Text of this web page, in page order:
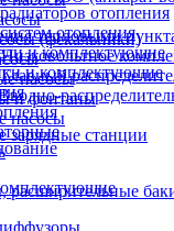
(фекальники)
насосы
и фонтаны
насосы
тепловыми
зарядные станции
отопления
отопления
и комплектующие
и комплектующие
расширительные